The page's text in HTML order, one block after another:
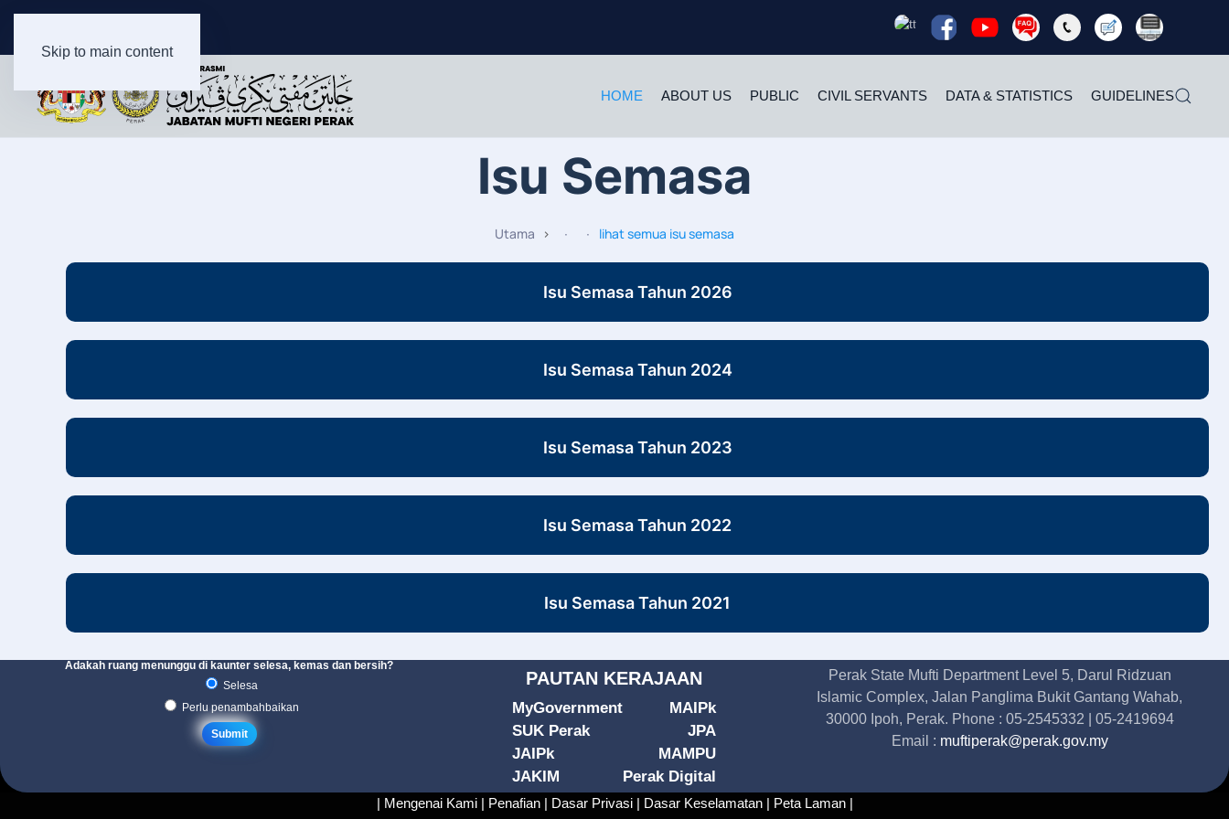
Skip to main content
Read Read Read Read Read Read
HOME
ABOUT US PUBLIC CIVIL SERVANTS DATA & STATISTICS GUIDELINES
Isu Semasa
Utama lihat semua isu semasa
Isu Semasa Tahun 2026
Isu Semasa Tahun 2024
Isu Semasa Tahun 2023
Isu Semasa Tahun 2022
Isu Semasa Tahun 2021
Adakah ruang menunggu di kaunter selesa, kemas dan bersih?
Selesa
Perlu penambahbaikan
PAUTAN KERAJAAN
MyGovernment
SUK Perak
JAIPk
JAKIM
MAIPk
JPA
MAMPU
Perak Digital
Perak State Mufti Department Level 5, Darul Ridzuan
Islamic Complex, Jalan Panglima Bukit Gantang Wahab,
30000 Ipoh, Perak. Phone : 05-2545332 | 05-2419694
Email : muftiperak@perak.gov.my
| Mengenai Kami | Penafian | Dasar Privasi | Dasar Keselamatan | Peta Laman |